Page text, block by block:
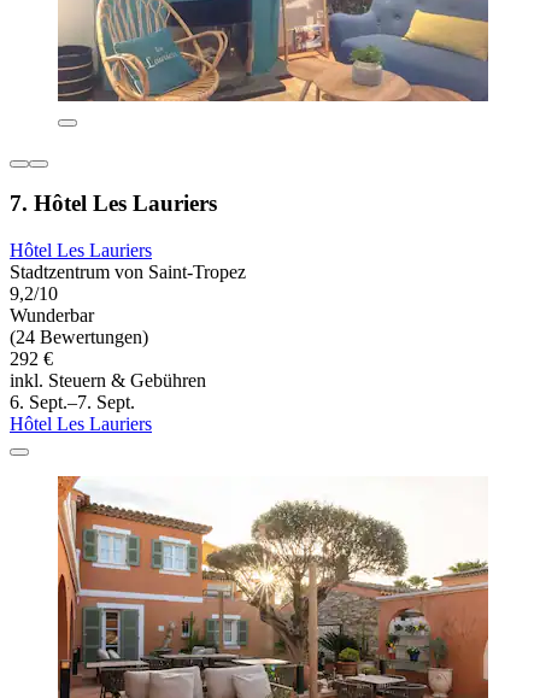
7. Hôtel Les Lauriers
Hôtel Les Lauriers
Stadtzentrum von Saint-Tropez
9,2/10
Wunderbar
(24 Bewertungen)
292 €
inkl. Steuern & Gebühren
6. Sept.–7. Sept.
Hôtel Les Lauriers